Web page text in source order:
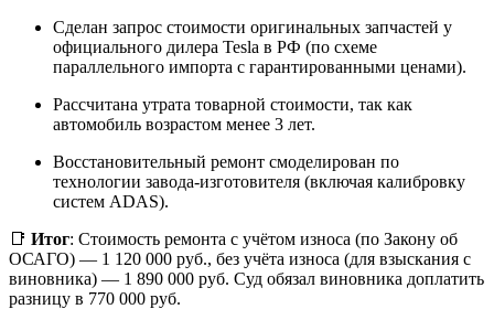
Сделан запрос стоимости оригинальных запчастей у
официального дилера Tesla в РФ (по схеме
параллельного импорта с гарантированными ценами).
Рассчитана утрата товарной стоимости, так как
автомобиль возрастом менее 3 лет.
Восстановительный ремонт смоделирован по
технологии завода-изготовителя (включая калибровку
систем ADAS).
📑 Итог: Стоимость ремонта с учётом износа (по Закону об
ОСАГО) — 1 120 000 руб., без учёта износа (для взыскания с
виновника) — 1 890 000 руб. Суд обязал виновника доплатить
разницу в 770 000 руб.